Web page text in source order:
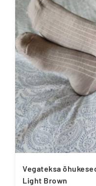
Vegateksa
Light Brown